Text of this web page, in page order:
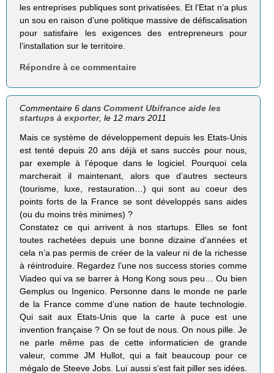
les entreprises publiques sont privatisées. Et l’Etat n’a plus
un sou en raison d’une politique massive de défiscalisation
pour satisfaire les exigences des entrepreneurs pour
l’installation sur le territoire.
Répondre à ce commentaire
Commentaire 6 dansComment Ubifrance aide les
startups à exporter, le 12 mars 2011
Mais ce système de développement depuis les Etats-Unis
est tenté depuis 20 ans déjà et sans succès pour nous,
par exemple à l’époque dans le logiciel. Pourquoi cela
marcherait il maintenant, alors que d’autres secteurs
(tourisme, luxe, restauration…) qui sont au coeur des
points forts de la France se sont développés sans aides
(ou du moins très minimes) ?
Constatez ce qui arrivent à nos startups. Elles se font
toutes rachetées depuis une bonne dizaine d’années et
cela n’a pas permis de créer de la valeur ni de la richesse
à réintroduire. Regardez l’une nos success stories comme
Viadeo qui va se barrer à Hong Kong sous peu… Ou bien
Gemplus ou Ingenico. Personne dans le monde ne parle
de la France comme d’une nation de haute technologie.
Qui sait aux Etats-Unis que la carte à puce est une
invention française ? On se fout de nous. On nous pille. Je
ne parle même pas de cette informaticien de grande
valeur, comme JM Hullot, qui a fait beaucoup pour ce
mégalo de Steeve Jobs. Lui aussi s’est fait piller ses idées.